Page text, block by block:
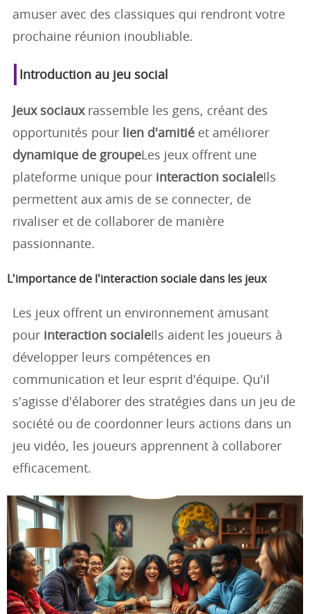
amuser avec des classiques qui rendront votre
prochaine réunion inoubliable.
Introduction au jeu social
Jeux sociauxrassemble les gens, créant des
opportunités pour
lien d'amitié et améliorer
dynamique de groupeLes jeux offrent une
plateforme unique pour interaction sociale Ils
permettent aux amis de se connecter, de
rivaliser et de collaborer de manière
passionnante.
L'importance de l'interaction sociale dans les jeux
Les jeux offrent un environnement amusant
pour interaction sociale Ils aident les joueurs à
développer leurs compétences en
communication et leur esprit d'équipe. Qu'il
s'agisse d'élaborer des stratégies dans un jeu de
société ou de coordonner leurs actions dans un
jeu vidéo, les joueurs apprennent à collaborer
efficacement.